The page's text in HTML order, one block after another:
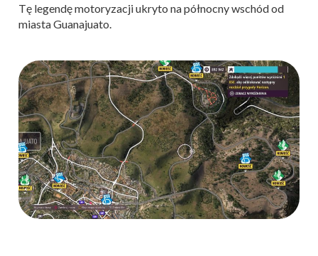
Tę legendę motoryzacji ukryto na północny wschód od
miasta Guanajuato.